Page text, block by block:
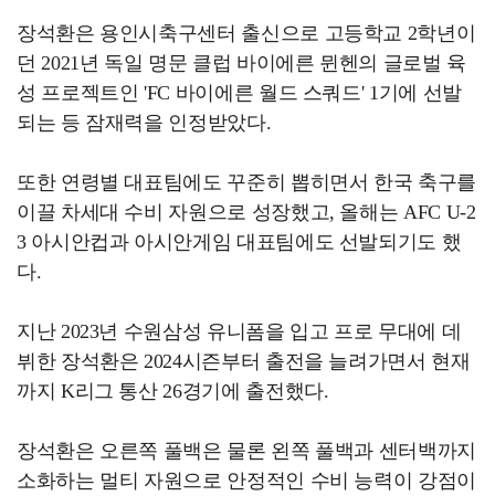
장석환은 용인시축구센터 출신으로 고등학교 2학년이
던 2021년 독일 명문 클럽 바이에른 뮌헨의 글로벌 육
성 프로젝트인 'FC 바이에른 월드 스쿼드' 1기에 선발
되는 등 잠재력을 인정받았다.
또한 연령별 대표팀에도 꾸준히 뽑히면서 한국 축구를
이끌 차세대 수비 자원으로 성장했고, 올해는 AFC U-2
3 아시안컵과 아시안게임 대표팀에도 선발되기도 했
다.
지난 2023년 수원삼성 유니폼을 입고 프로 무대에 데
뷔한 장석환은 2024시즌부터 출전을 늘려가면서 현재
까지 K리그 통산 26경기에 출전했다.
장석환은 오른쪽 풀백은 물론 왼쪽 풀백과 센터백까지
소화하는 멀티 자원으로 안정적인 수비 능력이 강점이